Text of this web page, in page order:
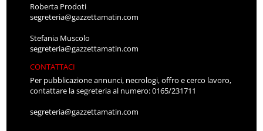
Roberta Prodoti
segreteria@gazzettamatin.com
Stefania Muscolo
segreteria@gazzettamatin.com
CONTATTACI
Per pubblicazione annunci, necrologi, offro e cerco lavoro,
contattare la segreteria al numero: 0165/231711
segreteria@gazzettamatin.com